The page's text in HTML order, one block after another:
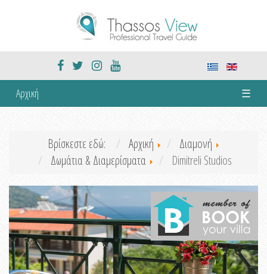
Αρχική ☰
Βρίσκεστε εδώ: Αρχική
Διαμονή
Δωμάτια & Διαμερίσματα
Dimitreli Studios